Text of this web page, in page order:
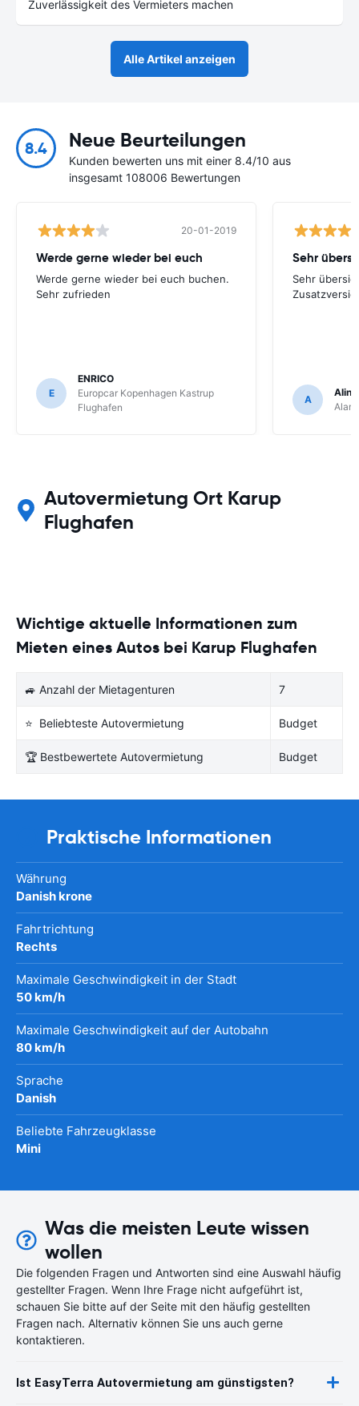
Zuverlässigkeit des Vermieters machen
Alle Artikel anzeigen
8.4 Neue Beurteilungen
Kunden bewerten uns mit einer 8.4/10 aus
insgesamt 108006 Bewertungen
20-01-2019
Werde gerne wieder bei euch
Werde gerne wieder bei euch buchen.
Sehr zufrieden
E
ENRICO
Europcar Kopenhagen Kastrup
Flughafen
Sehr
A
Autovermietung Ort Karup
Flughafen
Wichtige aktuelle Informationen zum
Mieten eines Autos bei Karup Flughafen
🚙 Anzahl der Mietagenturen 7
⭐ Beliebteste Autovermietung Budget
🏆 Bestbewertete Autovermietung Budget
Praktische Informationen
Währung
Danish krone
Fahrtrichtung
Rechts
Maximale Geschwindigkeit in der Stadt
50 km/h
Maximale Geschwindigkeit auf der Autobahn
80 km/h
Sprache
Danish
Beliebte Fahrzeugklasse
Mini
Was die meisten Leute wissen
wollen
Die folgenden Fragen und Antworten sind eine Auswahl häufig
gestellter Fragen. Wenn Ihre Frage nicht aufgeführt ist,
schauen Sie bitte auf der Seite mit den häufig gestellten
Fragen nach. Alternativ können Sie uns auch gerne
kontaktieren.
Ist EasyTerra Autovermietung am günstigsten?